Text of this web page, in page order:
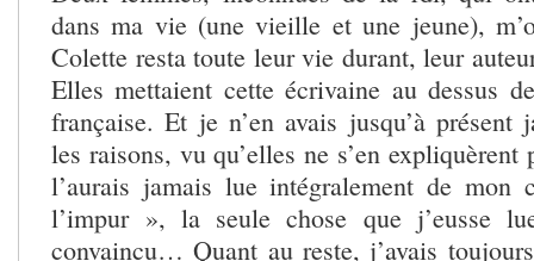
dans ma vie (une vieille et une jeune),
Colette resta toute leur vie durant, leur
Elles mettaient cette écrivaine au dessus
française. Et je n’en avais jusqu’à présent
les raisons, vu qu’elles ne s’en
l’aurais jamais lue intégralement de
l’impur », la seule chose que j’eusse
convaincu… Quant au reste, j’avais